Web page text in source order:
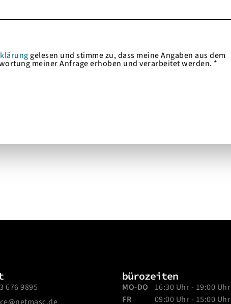
gelesen und stimme zu, dass meine Angaben aus dem
meiner Anfrage erhoben und verarbeitet werden. *
676 9895
bürozeiten
MO-DO
16:30 Uhr - 19:00 Uhr
FR
09:00 Uhr - 15:00 Uhr